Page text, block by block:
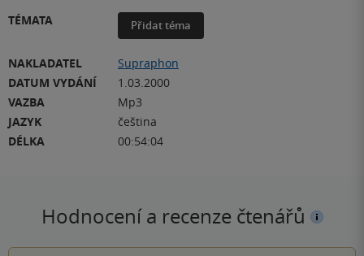
TÉMATA
Přidat téma
NAKLADATEL
Supraphon
DATUM VYDÁNÍ
1.03.2000
VAZBA
Mp3
JAZYK
čeština
DÉLKA
00:54:04
Hodnocení a recenze čtenářů